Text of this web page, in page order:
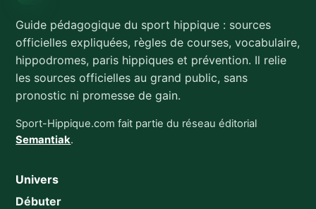
Guide pédagogique du sport hippique : sources
officielles expliquées, règles de courses, vocabulaire,
hippodromes, paris hippiques et prévention. Il relie
les sources officielles au grand public, sans
pronostic ni promesse de gain.
Sport-Hippique.com fait partie du réseau éditorial
Semantiak.
Univers
Débuter